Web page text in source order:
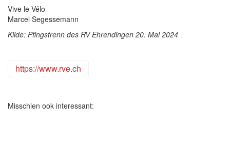
Vive le Vélo
Marcel Segessemann
Kilde: Pfingstrenn des RV Ehrendingen 20. Mai 2024
https://www.rve.ch
Misschien ook interessant: